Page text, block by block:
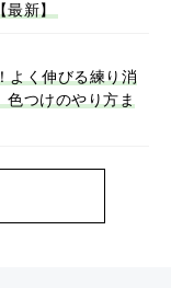
新】
よく伸びる練り消
色つけのやり方ま